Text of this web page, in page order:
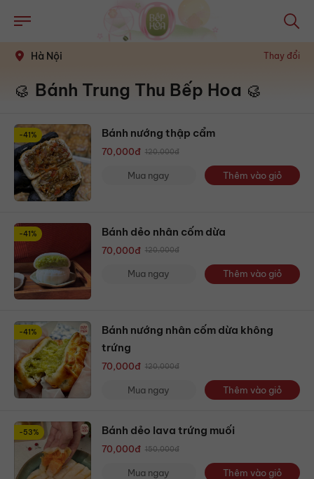
Hà Nội Thay đổi
🥮 Bánh Trung Thu Bếp Hoa 🥮
-41% Bánh nướng thập cẩm
70,000đ 120,000đ
Mua ngay Thêm vào giỏ
-41% Bánh dẻo nhân cốm dừa
70,000đ 120,000đ
Mua ngay Thêm vào giỏ
-41%
Bánh nướng nhân cốm dừa không
trứng
70,000đ 120,000đ
Mua ngay Thêm vào giỏ
-53% Bánh dẻo lava trứng muối
70,000đ 150,000đ
Mua ngay Thêm vào giỏ